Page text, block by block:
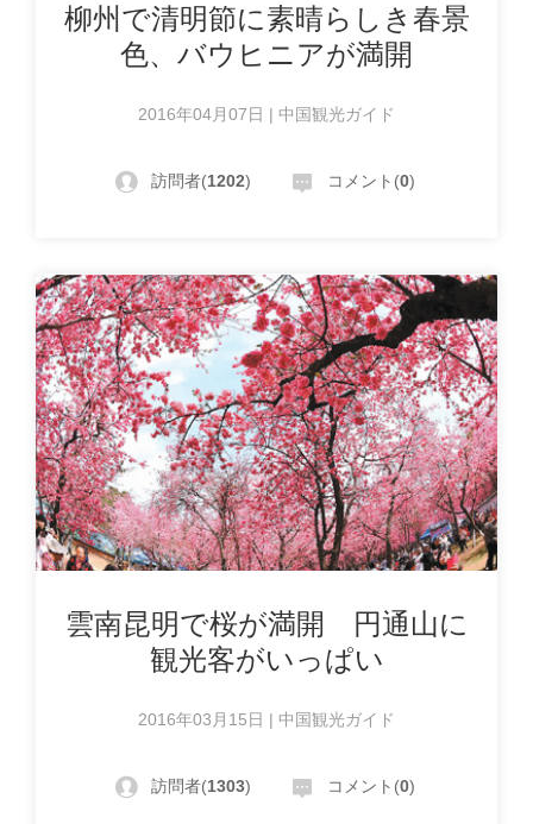
柳州で清明節に素晴らしき春景
色、バウヒニアが満開
2016年04月07日 | 中国観光ガイド
訪問者(1202) コメント(0)
雲南昆明で桜が満開 円通山に
観光客がいっぱい
2016年03月15日 | 中国観光ガイド
訪問者(1303) コメント(0)